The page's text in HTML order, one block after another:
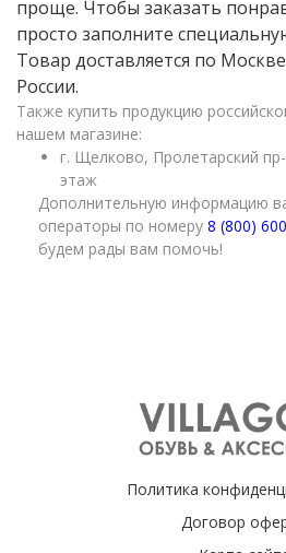
проще. Чтобы заказать
просто заполните
Товар доставляется по
России.
Также купить продукцию
нашем магазине:
г. Щелково, Пролетарский
этаж
Дополнительную информацию
операторы по номеру 8 (800)
будем рады вам помочь!
Политика
Договор